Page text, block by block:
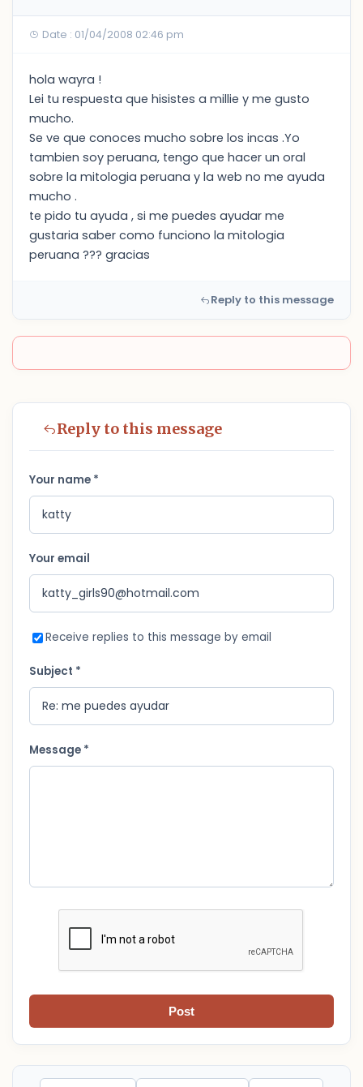
Date : 01/04/2008 02:46 pm
hola wayra !
Lei tu respuesta que hisistes a millie y me gusto
mucho.
Se ve que conoces mucho sobre los incas .Yo
tambien soy peruana, tengo que hacer un oral
sobre la mitologia peruana y la web no me ayuda
mucho .
te pido tu ayuda , si me puedes ayudar me
gustaria saber como funciono la mitologia
peruana ??? gracias
Reply to this message
Reply to this message
Your name *
Your email
Receive replies to this message by email
Subject *
Message *
Post